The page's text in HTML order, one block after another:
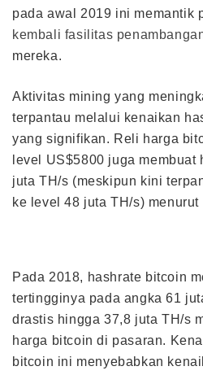
pada awal 2019 ini memantik
kembali fasilitas
mereka.
Aktivitas mining yang
terpantau melalui kenaikan
yang signifikan. Reli harga
level US$5800 juga
juta TH/s (meskipun kini
ke level 48 juta TH/s) menurut
Pada 2018, hashrate bitcoin
tertingginya pada angka 61
drastis hingga 37,8 juta TH/s
harga bitcoin di pasaran.
bitcoin ini menyebabkan